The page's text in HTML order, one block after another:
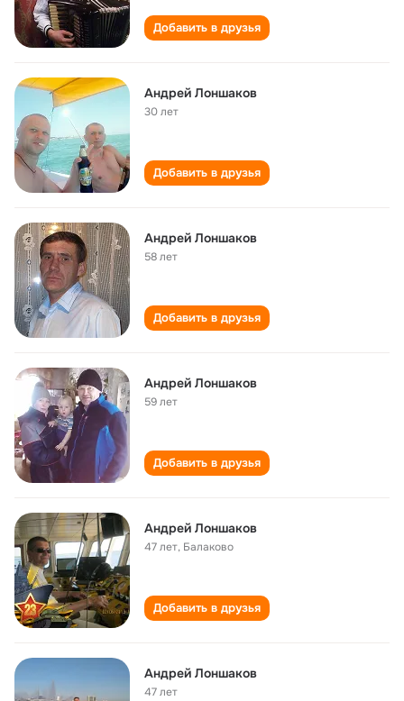
Добавить в друзья
Андрей Лоншаков
30 лет
Добавить в друзья
Андрей Лоншаков
58 лет
Добавить в друзья
Андрей Лоншаков
59 лет
Добавить в друзья
Андрей Лоншаков
47 лет, Балаково
Добавить в друзья
Андрей Лоншаков
47 лет